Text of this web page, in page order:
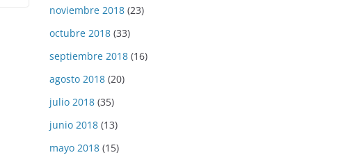
noviembre 2018 (23)
octubre 2018 (33)
septiembre 2018 (16)
agosto 2018 (20)
julio 2018 (35)
junio 2018 (13)
mayo 2018 (15)